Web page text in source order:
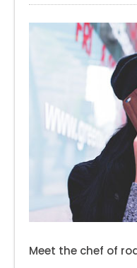
Meet the chef of